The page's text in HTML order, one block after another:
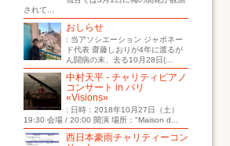
されて...
おしらせ
: 当アソシエーション ジャポネー
ド代表 齋藤しおりが4年に渡るが
ん闘病の末、去る10月28日(...
中村天平 - チャリティピアノ
コンサート in パリ
«Visions»
: 日時：2018年10月27日（土）
19:30 会場 / 20:00 開演 場所："Maison d...
西日本豪雨チャリティーコン